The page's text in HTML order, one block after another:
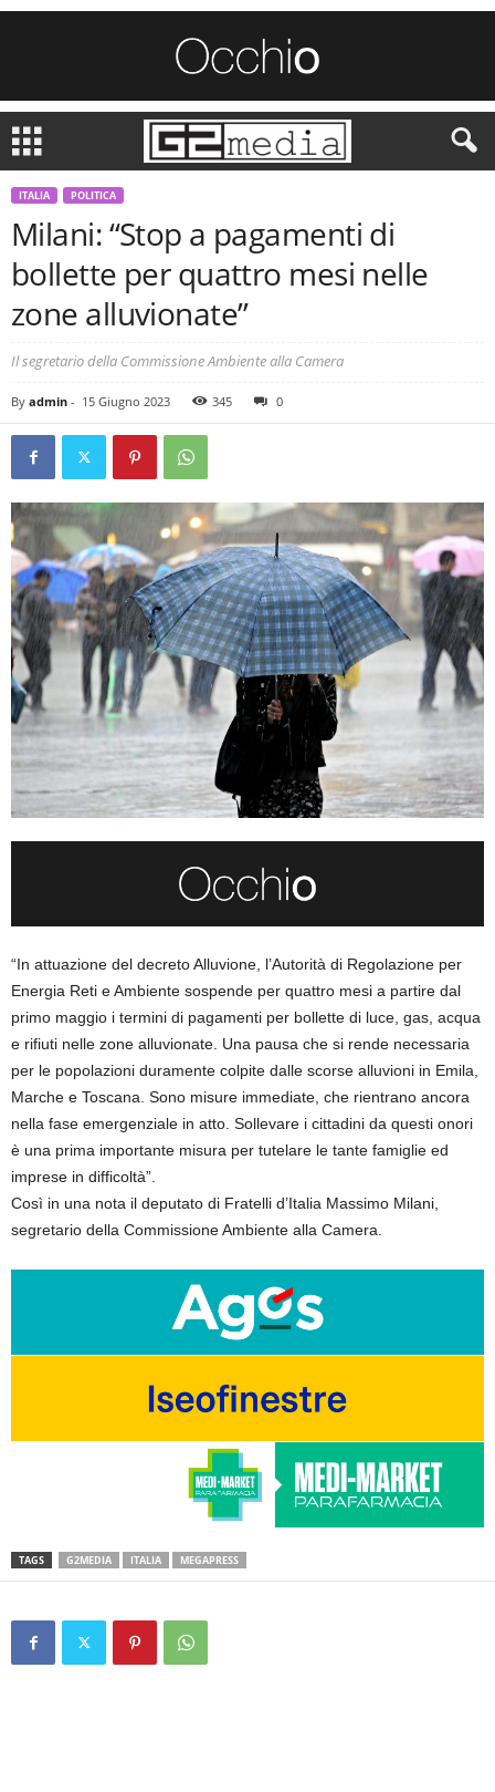
ITALIA POLITICA
Milani: “Stop a pagamenti di
bollette per quattro mesi nelle
zone alluvionate”
Il segretario della Commissione Ambiente alla Camera
By admin - 15 Giugno 2023 345 0
“In attuazione del decreto Alluvione, l’Autorità di Regolazione per
Energia Reti e Ambiente sospende per quattro mesi a partire dal
primo maggio i termini di pagamenti per bollette di luce, gas, acqua
e rifiuti nelle zone alluvionate. Una pausa che si rende necessaria
per le popolazioni duramente colpite dalle scorse alluvioni in Emila,
Marche e Toscana. Sono misure immediate, che rientrano ancora
nella fase emergenziale in atto. Sollevare i cittadini da questi onori
è una prima importante misura per tutelare le tante famiglie ed
imprese in difficoltà”.
Così in una nota il deputato di Fratelli d’Italia Massimo Milani,
segretario della Commissione Ambiente alla Camera.
TAGS G2MEDIA ITALIA MEGAPRESS